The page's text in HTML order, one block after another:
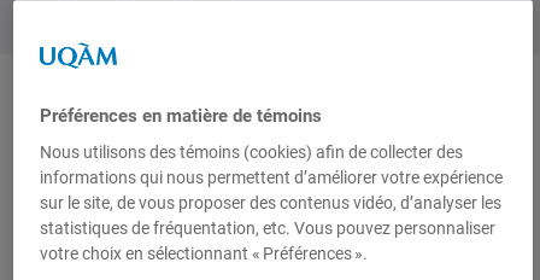
Produit par
Centre de
recherche en
immigration,
Préférences en matière de témoins
Nous utilisons des témoins (cookies) afin de collecter des
informations qui nous permettent d’améliorer votre expérience
sur le site, de vous proposer des contenus vidéo, d’analyser les
statistiques de fréquentation, etc. Vous pouvez personnaliser
votre choix en sélectionnant « Préférences ».